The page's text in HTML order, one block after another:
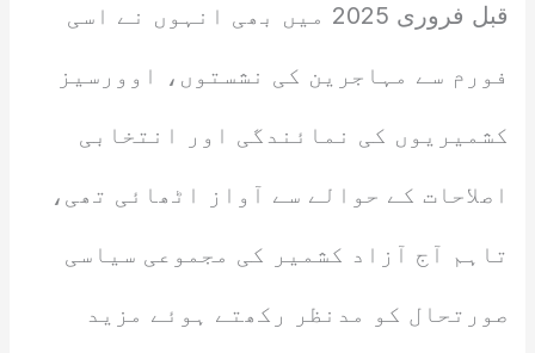
قبل فروری 2025 میں بھی انہوں نے اسی
فورم سے مہاجرین کی نشستوں، اوورسیز
کشمیریوں کی نمائندگی اور انتخابی
اصلاحات کے حوالے سے آواز اٹھائی تھی،
تاہم آج آزاد کشمیر کی مجموعی سیاسی
صورتحال کو مدنظر رکھتے ہوئے مزید